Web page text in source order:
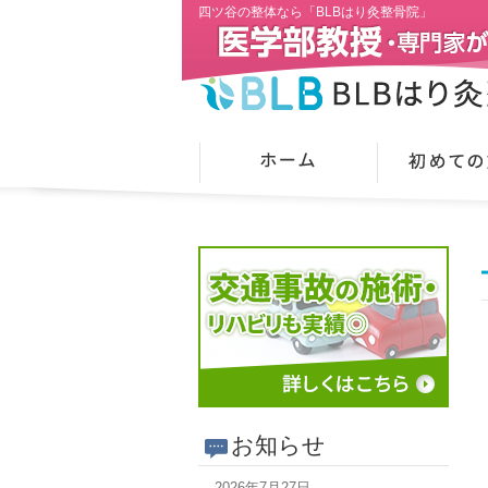
四ツ谷の整体なら「BLBはり灸整骨院」
お知らせ